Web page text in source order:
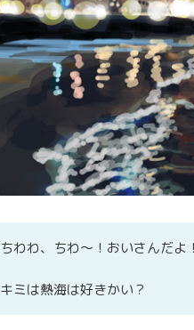
ちわわ、ちわ～！おいさんだよ！
キミは熱海は好きかい？